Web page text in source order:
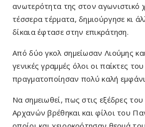
ανωτερότητα της στον αγωνιστικό
τέσσερα τέρματα, δημιούργησε κι
δίκαια έφτασε στην επικράτηση.
Από δύο γκολ σημείωσαν Λιούμης
γενικές γραμμές όλοι οι παίκτες
πραγματοποίησαν πολύ καλή
Να σημειωθεί, πως στις εξέδρες
Αρχανών βρέθηκαι και φίλοι του